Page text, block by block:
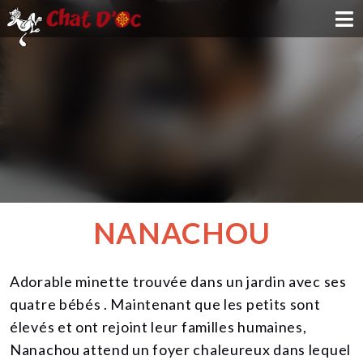
NOUS SOUTENIR
CONTACT
NANACHOU
Adorable minette trouvée dans un jardin avec ses
quatre bébés . Maintenant que les petits sont
élevés et ont rejoint leur familles humaines,
Nanachou attend un foyer chaleureux dans lequel